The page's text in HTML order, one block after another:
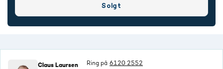
Solgt
Claus Laursen
Ring på 6120 2552